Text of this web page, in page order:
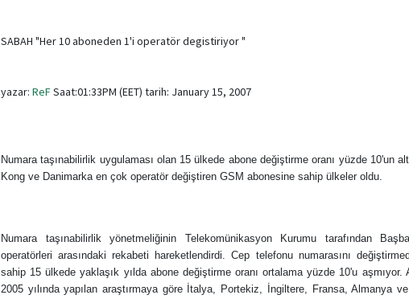
SABAH "Her 10 aboneden 1'i operatör degistiriyor "
yazar: ReFSaat:01:33PM (EET) tarih: January 15, 2007
Numara taşınabilirlik uygulaması olan 15 ülkede abone değiştirme oranı yüzde 10'un
Kong ve Danimarka en çok operatör değiştiren GSM abonesine sahip ülkeler oldu.
Numara taşınabilirlik yönetmeliğinin Telekomünikasyon Kurumu tarafından
operatörleri arasındaki rekabeti hareketlendirdi. Cep telefonu numarasını
sahip 15 ülkede yaklaşık yılda abone değiştirme oranı ortalama yüzde 10'u aşmıyor.
2005 yılında yapılan araştırmaya göre İtalya, Portekiz, İngiltere, Fransa, Almanya